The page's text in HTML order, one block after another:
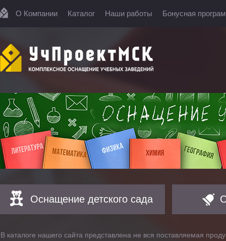
О Компании Каталог Наши работы Бонусная
Оснащение детского сада
В каталоге нашего сайта представлена не вся поставляемая